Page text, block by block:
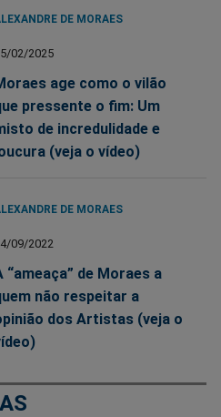
DE MORAES
02/2025
age como o vilão
pressente o fim: Um
de incredulidade e
(veja o vídeo)
DE MORAES
09/2022
“ameaça” de Moraes a
não respeitar a
dos Artistas (veja o